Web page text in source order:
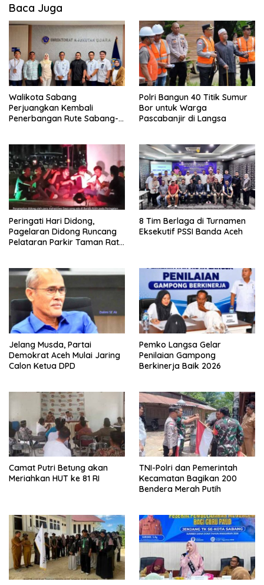
Baca Juga
Walikota Sabang
Perjuangkan Kembali
Penerbangan Rute Sabang-
Polri Bangun 40 Titik Sumur
Bor untuk Warga
Pascabanjir di Langsa
Peringati Hari Didong,
Pagelaran Didong Runcang
Pelataran Parkir Taman Ratu
8 Tim Berlaga di Turnamen
Eksekutif PSSI Banda Aceh
Jelang Musda, Partai
Demokrat Aceh Mulai Jaring
Calon Ketua DPD
Pemko Langsa Gelar
Penilaian Gampong
Berkinerja Baik 2026
Camat Putri Betung akan
Meriahkan HUT ke 81 RI
TNI-Polri dan Pemerintah
Kecamatan Bagikan 200
Bendera Merah Putih